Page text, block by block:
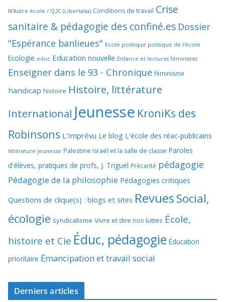
N'Autre école / Q2C (Libertalia) Conditions de travail Crise
sanitaire & pédagogie des confiné.es Dossier
"Espérance banlieues" Ecole politique politique de l'école
Ecologie educ Education nouvelle Enfance et lectures féministes
Enseigner dans le 93 - Chronique féminisme
handicap histoire Histoire, littérature
International Jeunesse KroniKs des
Robinsons L'Imprévu Le blog L'école des réac-publicains
littérature jeunesse Palestine Israël et la salle de classe Paroles
d'élèves, pratiques de profs, J. Triguel Précarité pédagogie
Pédagogie de la philosophie Pédagogies critiques
Questions de clique(s) : blogs et sites RevuesSocial,
écologie syndicalisme Vivre et dire nos luttes École,
histoire et Cie Éduc, pédagogie Éducation
prioritaire Émancipation et travail social
Derniers articles